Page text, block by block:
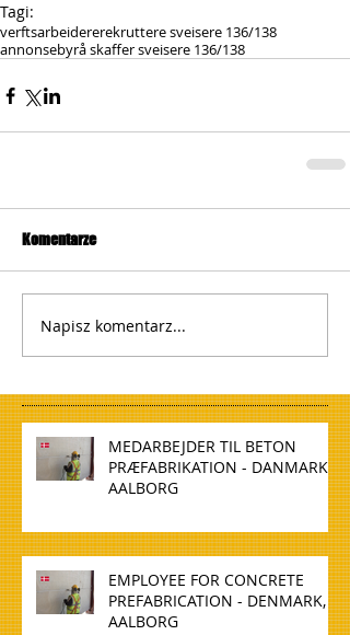
Tagi:
verftsarbeidererekruttere sveisere 136/138
annonsebyrå skaffer sveisere 136/138
Komentarze
Napisz komentarz...
MEDARBEJDER TIL BETON
PRÆFABRIKATION - DANMARK,
AALBORG
EMPLOYEE FOR CONCRETE
PREFABRICATION - DENMARK,
AALBORG